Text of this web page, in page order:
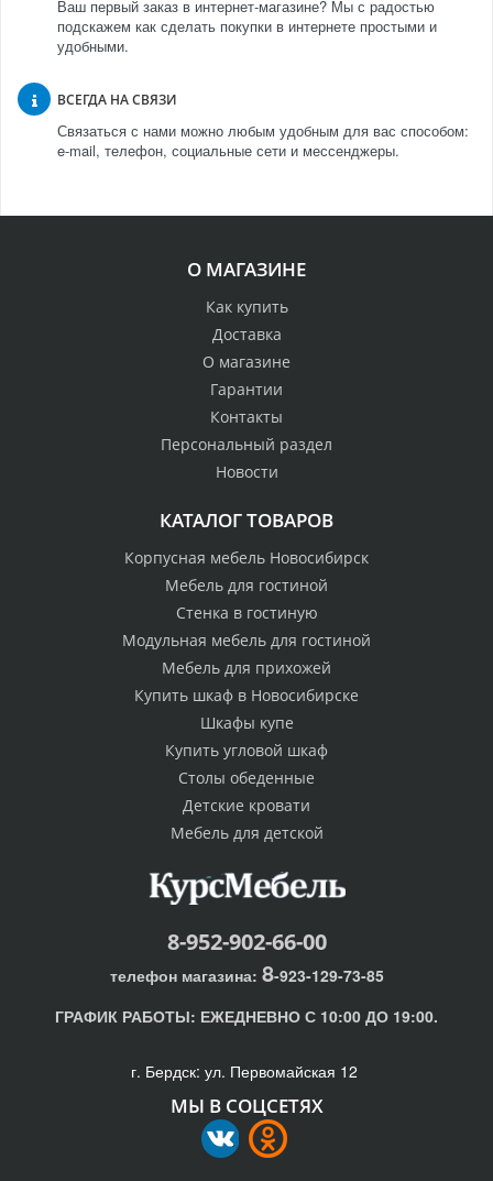
Ваш первый заказ в интернет-магазине? Мы с радостью
подскажем как сделать покупки в интернете простыми и
удобными.
ВСЕГДА НА СВЯЗИ
Связаться с нами можно любым удобным для вас способом:
e-mail, телефон, социальные сети и мессенджеры.
О МАГАЗИНЕ
Как купить
Доставка
О магазине
Гарантии
Контакты
Персональный раздел
Новости
КАТАЛОГ ТОВАРОВ
Корпусная мебель Новосибирск
Мебель для гостиной
Стенка в гостиную
Модульная мебель для гостиной
Мебель для прихожей
Купить шкаф в Новосибирске
Шкафы купе
Купить угловой шкаф
Столы обеденные
Детские кровати
Мебель для детской
8-952-902-66-00
телефон магазина: 8-923-129-73-85
ГРАФИК РАБОТЫ: ЕЖЕДНЕВНО С 10:00 ДО 19:00.
г. Бердск: ул. Первомайская 12
МЫ В СОЦСЕТЯХ